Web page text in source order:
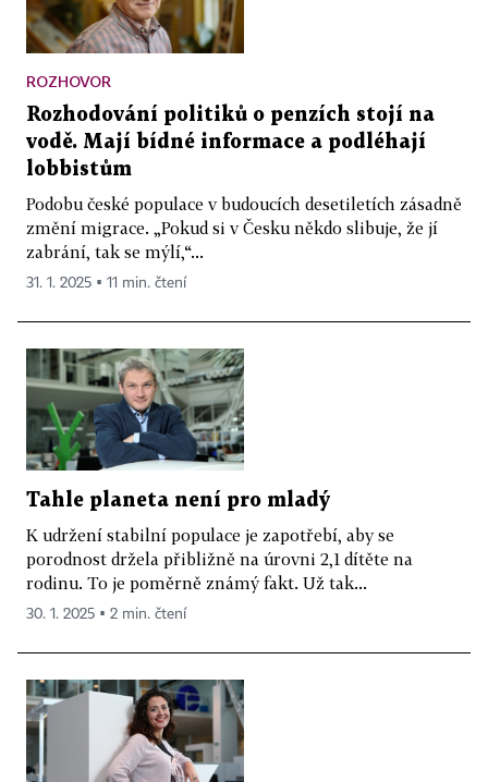
ROZHOVOR
Rozhodování politiků o penzích stojí na
vodě. Mají bídné informace a podléhají
lobbistům
Podobu české populace v budoucích desetiletích zásadně
změní migrace. „Pokud si v Česku někdo slibuje, že jí
zabrání, tak se mýlí,“...
31. 1. 2025 ▪ 11 min. čtení
Tahle planeta není pro mladý
K udržení stabilní populace je zapotřebí, aby se
porodnost držela přibližně na úrovni 2,1 dítěte na
rodinu. To je poměrně známý fakt. Už tak...
30. 1. 2025 ▪ 2 min. čtení